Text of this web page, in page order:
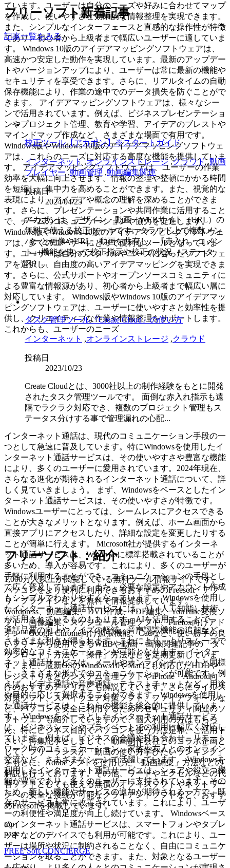
ています。ユーザーは自分のニーズや好みに合わせてマップ
を作成し、使いやすさと効果的な情報整理を実現できます。
また、シンプルなインターフェースと直感的な操作性が特徴
であり、初心者から上級者まで幅広いユーザーに適していま
す。 Windows 10版のアイデアマッピングソフトウェアは、
高速かつ安定した動作を実現しています。最新のアップデー
トやバージョンアップにより、ユーザーは常に最新の機能や
セキュリティを享受できます。さらに、リアルタイムの自動
保存機能により、作業の途中でのデータ損失を防ぐことがで
きます。 アイデアマッピングソフトウェアは、様々なシー
ンで活用されています。例えば、ビジネスプレゼンテーショ
ンやプロジェクト管理、教育や学習、アイデアのブレストや
マインドマップ作成など、さまざまな場面で有用です。
Windows版やWindows 10版のアイデアマッピングソフトウェ
アは、これらのニーズに対応する高度な機能を提供していま
す。 アイデアマッピングソフトウェアは、ユーザーの作業
効率を大幅に向上させます。情報の整理や整頓にかかる時間
を短縮し、集中力を高めることができます。また、視覚的な
表現により、アイデアや概念の理解を深めることができま
す。さらに、プレゼンテーションや共同作業に活用すること
で、チームのコミュニケーションや協力を促進します。
Windows版やWindows 10版のアイデアマッピングソフトウェ
アは、多くのユーザーにとって便利なツールとなっていま
す。ユーザーは自分のスタイルやニーズに合ったソフトウェ
アを選択し、自由度の高いアイデアマッピングを実現できま
す。さらに、公式サポートやオープンソースコミュニティに
よる豊富な情報源があり、初心者から上級者まで幅広い層に
対応しています。 Windows版やWindows 10版のアイデアマッ
ピングソフトウェアは、ユーザーに使いやすさと効率性を提
供し、クリエイティブな作業や情報整理をサポートします。
これからも、ユーザーのニーズ
インターネット通話は、現代のコミュニケーション手段の一
つとして急速に普及しています。特にWindowsを使用したイ
ンターネット通話サービスは、その使いやすさや豊富な機能
により、多くのユーザーに愛用されています。2024年現在、
さらなる進化が期待されるインターネット通話について、詳
しく見ていきましょう。 まず、Windowsをベースとしたイン
ターネット通話サービスは、その使いやすさが特徴です。
Windowsユーザーにとっては、シームレスにアクセスできる
ことが大きなメリットとなります。例えば、ホーム画面から
直接アプリにアクセスしたり、詳細な設定を変更したりする
ことが簡単に行えます。 Microsoft社が提供するインターネ
ット通話サービスは、Windowsに標準搭載されていることが
多いため、導入が容易です。これにより、多くのユーザーが
手軽に利用することができ、コミュニケーションの手段とし
て広く普及しています。また、必要な設定やアカウント作成
もシンプルでわかりやすくなっています。 Windowsを使用し
たインターネット通話サービスには、AI（人工知能）技術
が活用されているものもあります。AIを活用することで、
通話品質の向上やノイズの軽減、音声認識機能の追加など、
さまざまな利点が得られます。これにより、よりスムーズで
効率的なコミュニケーションが可能となります。 インター
ネット通話サービスは、メールやオンラインチャットと同様
に、さまざまな形式でのコミュニケーションが可能です。例
えば、ビデオ通話や音声通話、テキストチャットなど、用途
や目的に応じて選択することができます。Windowsを使用し
た通話サービスは、これらの機能を総合的に提供していま
す。 Windowsをベースとしたインターネット通話サービス
は、ビジネスシーンやプライベートでの利用に幅広く対応し
ています。例えば、ビジネスの会議や打ち合わせ、リモート
ワーク時のコミュニケーション、家族や友人とのオンライン
交流など、さまざまなシーンで活躍しています。 Windowsを
利用したインターネット通話サービスは、シェアや役立つ機
能が豊富であり、多くのユーザーに支持されています。その
ため、新しい機能やサービスの追加が期待される一方で、既
存のサービスも常に改善されています。これにより、ユーザ
ーの利便性や満足度が向上し続けています。 Windowsベース
のインターネット通話サービスは、スマートフォンやタブレ
ットなどのデバイスでも利用が可能です。これにより、ユー
ザーは場所や状況に制約されることなく、自由にコミュニケ
ーションを取ることができます。また、対象となるユーザー
フリーソフト新着記事
記事一覧をみる
校正ツール【アカポン】※スタートガイド
インターネット ,オンラインストレージ ,クラウド,動画
プレイヤー,動画管理 ,動画編集関連
投稿日
2024/04/25
アカポンは、デザイン・動画・WEBサイト（URL）の
無料で使える校正ツールです。クラウド上で複数メン
バーと画像やURL、動画を共有し、『赤入れ・コメン
ト』機能を使って校正指示や校正の状況（ステータ
ス）...
タスク管理ツール『Create Cloud』の使い方
インターネット ,オンラインストレージ ,クラウド
投稿日
2023/10/23
Create Cloudとは、3000社以上の制作経験をもとに開発
されたタスク管理ツールです。 面倒な赤入れ指示も遠
隔でラクラク対応でき、複数のプロジェクト管理もス
テータス分けする事で管理漏れの心配...
フリーソフト：紹介
1,000万人以上が閲覧している無料ツール情報サイトです。
パソコンをより便利に利用できるおすすめのFreesoft・アプ
リ・プラグインなどを無料で情報提供しています。
Wordpress、動画編集、DVD作成、PDF編集、YouTube変換ソ
フト、画像編集、スケジュール管理ソフト、Firefox向けアド
オン・Google Chrome向け拡張機能、Cadなど、使い勝手の良
いフリーから使用できるWEBや動画・画像関連記事の「ダ
ウンロード」方法や「操作」方法などを定期更新していま
す。また、最新OSのWindows10やMacにも対応したHDDや
レジストリなどのシステム管理ソフトやiPhone・Android向
けのおすすめアプリなども解説しています。さらにウイルス
対策ソフト、スパイウェア対策ソフト、ファイアフォールな
ど、パソコンを安全に利用するためのセキュリティ関連のソ
フトウェアも紹介していますので、個人利用の方はもちろ
ん、特にビジネス目的でパソコンを使う方は是非、ご活用下
さい。特集記事としまして、動画制作会社とのコラボ企画と
して、フリーランスが「動画の使い方学びたいランキング」
をもとに、Adobeソフトを使用した「動画編集」方法などの
解説も行っております。その他、ワードやエクセルなどの代
替ソフトとしても使える無償のオフィスソフトやネットワー
クへの安全な接続が可能なクライアントソフトなど、おすす
めFreesoftを掲載しています。
top
page
FREE Soft CONCIERGE